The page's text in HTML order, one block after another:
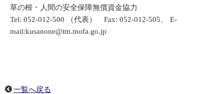
草の根・人間の安全保障無償資金協力
Tel: 052-012-500 （代表） Fax: 052-012-505、 E-
mail:kusanone@tm.mofa.go.jp
一覧へ戻る